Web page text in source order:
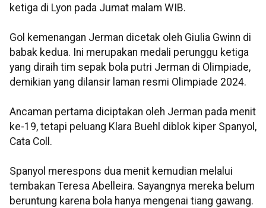
ketiga di Lyon pada Jumat malam WIB.
Gol kemenangan Jerman dicetak oleh Giulia Gwinn di
babak kedua. Ini merupakan medali perunggu ketiga
yang diraih tim sepak bola putri Jerman di Olimpiade,
demikian yang dilansir laman resmi Olimpiade 2024.
Ancaman pertama diciptakan oleh Jerman pada menit
ke-19, tetapi peluang Klara Buehl diblok kiper Spanyol,
Cata Coll.
Spanyol merespons dua menit kemudian melalui
tembakan Teresa Abelleira. Sayangnya mereka belum
beruntung karena bola hanya mengenai tiang gawang.